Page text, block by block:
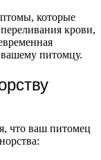
которые
крови,
питомцу.
что ваш питомец